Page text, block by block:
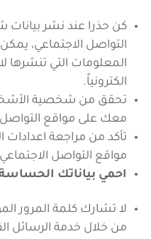
كن حذرا عند نشر
التواصل الاجتماعي،
المعلومات التي
الكترونياً.
تحقق من شخصية
معك على مواقع التواصل
تأكد من مراجعة
مواقع التواصل
احمي بياناتك
من خلال خدمة الرسائل